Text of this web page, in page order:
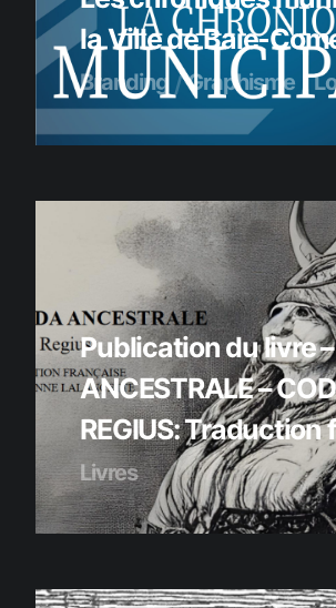
la Ville de Baie-
Branding Graphisme
Publication du livre –
ANCESTRALE –
REGIUS: Traduction
Livres